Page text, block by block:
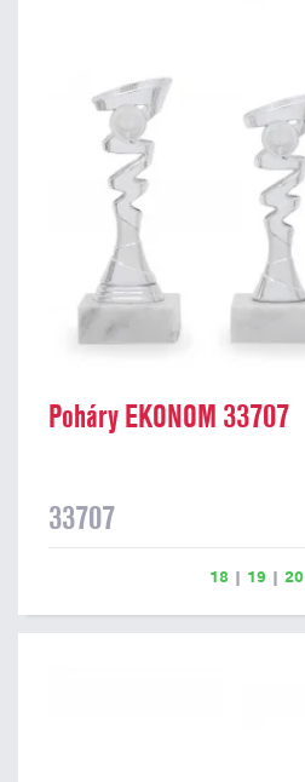
Poháry EKONOM 33707
33707
18 | 19 | 20